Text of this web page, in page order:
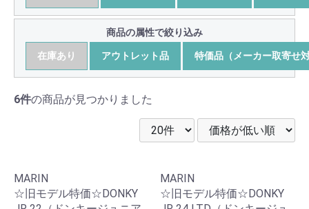
商品の属性で絞り込み
在庫あり アウトレット品 特価品（メーカー取寄せ
6件の商品が見つかりました
MARIN
☆旧モデル特価☆DONKY
MARIN
☆旧モデル特価☆DONKY